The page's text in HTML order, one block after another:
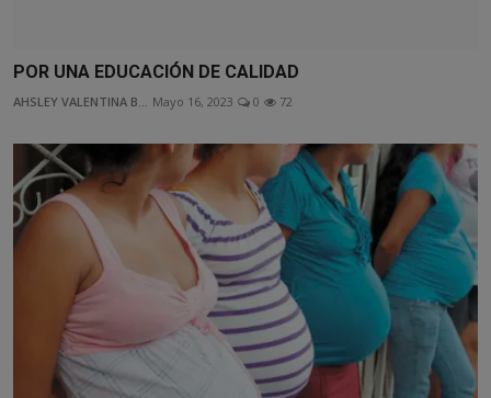
POR UNA EDUCACIÓN DE CALIDAD
AHSLEY VALENTINA B... Mayo 16, 2023 0 72